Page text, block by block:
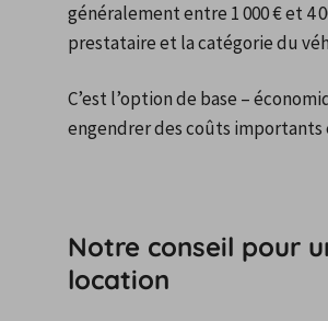
généralement entre 1 000 € et 4
prestataire et la catégorie du
C’est l’option de base –
engendrer des coûts importants
Notre conseil pour
location